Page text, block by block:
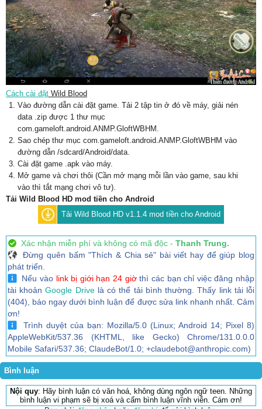
Cách cài đặt Wild Blood
Vào đường dẫn cài đặt game. Tải 2 tập tin ở đó về máy, giải nén
data .zip được 1 thư mục
com.gameloft.android.ANMP.GloftWBHM.
Sao chép thư mục com.gameloft.android.ANMP.GloftWBHM vào
đường dẫn /sdcard/Android/data.
Cài đặt game .apk vào máy.
Mở game và chơi thôi (Cần mở mạng mỗi lần vào game, sau khi
vào thì tắt mạng chơi vô tư).
Tải Wild Blood HD mod tiền cho Android
Tải Wild Blood HD v1.1.4 mod tiền cho Android
Xác nhận miễn phí và không có mã độc - Thanh Trung.
Đừng quên bấm "Thích & Chia sẻ" bài viết hay để giúp blog
phát triển.
Nếu vào link bị giới hạn 24 giờthì các bạn chỉ việc đăng nhập
tài khoảnGoogle Drivelà có thể tải bình thường. Thấy link tải lỗi
(404), báo ngay dưới bình luận để được sửa link nhanh nhất. Cảm
ơn!
Trình duyệt của bạn: Mozilla/5.0 (Linux; Android 14; Pixel 8)
AppleWebKit/537.36 (KHTML, like Gecko) Chrome/131.0.0.0
Mobile Safari/537.36; ClaudeBot/1.0; +claudebot@anthropic.com)
Bình luận
Nội quy: Hãy bình luận có văn hoá, không dùng ngôn ngữ teen. Những
bình luận vi phạm sẽ bị xoá và cấm bình luận vĩnh viễn. Cám ơn!